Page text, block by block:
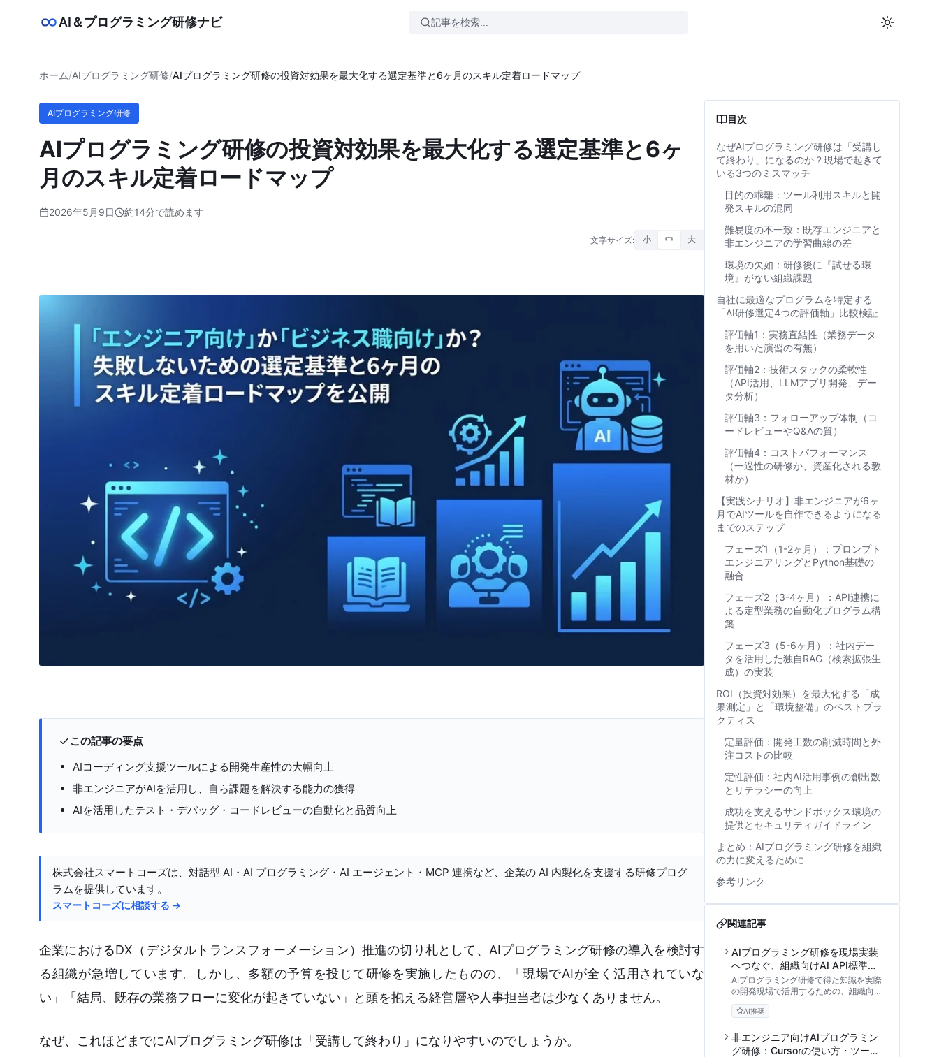
AI＆プログラミング研修ナビ
ホーム/AIプログラミング研修/AIプログラミング研修の投資対効果を最大化する選定基準と6ヶ月のスキル定着ロードマップ
AIプログラミング研修
AIプログラミング研修の投資対効果を最大化する選定基準と6ヶ
月のスキル定着ロードマップ
2026年5月9日 約14分で読めます
文字サイズ: 小 中 大
この記事の要点
AIコーディング支援ツールによる開発生産性の大幅向上
非エンジニアがAIを活用し、自ら課題を解決する能力の獲得
AIを活用したテスト・デバッグ・コードレビューの自動化と品質向上
株式会社スマートコーズは、対話型 AI・AI プログラミング・AI エージェント・MCP 連携など、企業の AI 内製化を支援する研修プログ
ラムを提供しています。
スマートコーズに相談する →
企業におけるDX（デジタルトランスフォーメーション）推進の切り札として、AIプログラミング研修の導入を検討す
る組織が急増しています。しかし、多額の予算を投じて研修を実施したものの、「現場でAIが全く活用されていな
い」「結局、既存の業務フローに変化が起きていない」と頭を抱える経営層や人事担当者は少なくありません。
なぜ、これほどまでにAIプログラミング研修は「受講して終わり」になりやすいのでしょうか。
目次
なぜAIプログラミング研修は「受講し
て終わり」になるのか？現場で起きて
いる3つのミスマッチ
目的の乖離：ツール利用スキルと開
発スキルの混同
難易度の不一致：既存エンジニアと
非エンジニアの学習曲線の差
環境の欠如：研修後に『試せる環
境』がない組織課題
自社に最適なプログラムを特定する
「AI研修選定4つの評価軸」比較検証
評価軸1：実務直結性（業務データ
を用いた演習の有無）
評価軸2：技術スタックの柔軟性
（API活用、LLMアプリ開発、デー
タ分析）
評価軸3：フォローアップ体制（コ
ードレビューやQ&Aの質）
評価軸4：コストパフォーマンス
（一過性の研修か、資産化される教
材か）
【実践シナリオ】非エンジニアが6ヶ
月でAIツールを自作できるようになる
までのステップ
フェーズ1（1-2ヶ月）：プロンプト
エンジニアリングとPython基礎の
融合
フェーズ2（3-4ヶ月）：API連携に
よる定型業務の自動化プログラム構
築
フェーズ3（5-6ヶ月）：社内デー
タを活用した独自RAG（検索拡張生
成）の実装
ROI（投資対効果）を最大化する「成
果測定」と「環境整備」のベストプラ
クティス
定量評価：開発工数の削減時間と外
注コストの比較
定性評価：社内AI活用事例の創出数
とリテラシーの向上
成功を支えるサンドボックス環境の
提供とセキュリティガイドライン
まとめ：AIプログラミング研修を組織
の力に変えるために
参考リンク
関連記事
AIプログラミング研修を現場実装
へつなぐ、組織向けAI API標準リ
ファレンス
AIプログラミング研修で得た知識を実際
の開発現場で活用するための、組織向け
API実装標準リファレンスと運用ガイ
ド。セキュリティ要件、エラーハンドリ
進するマネージャーやリードエンジニア
必見の実践的アプローチを解説します。
AI推奨
非エンジニア向けAIプログラミン
グ研修：Cursorの使い方・ツール